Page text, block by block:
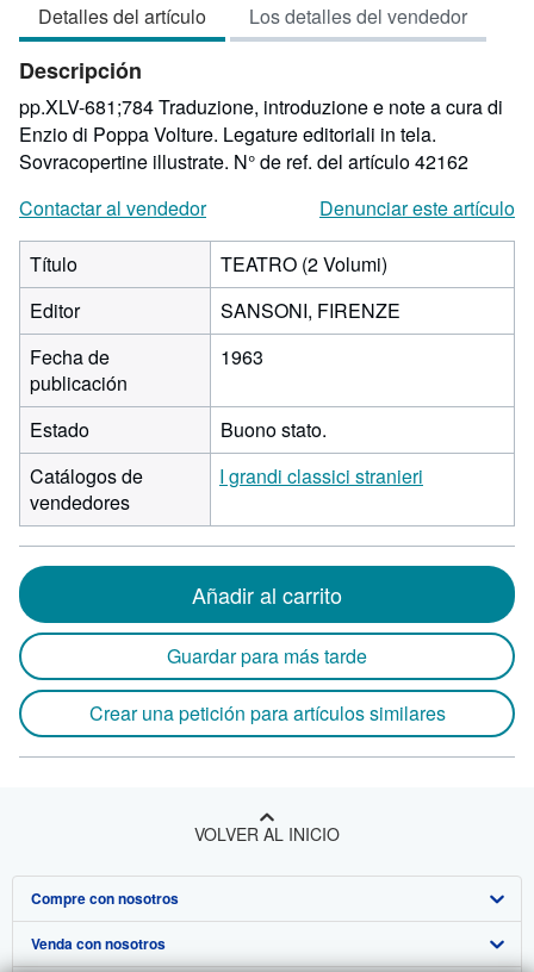
4
de
estrellas
Detalles del artículo Los detalles del vendedor
Descripción
pp.XLV-681;784 Traduzione, introduzione e note a cura di
Enzio di Poppa Volture. Legature editoriali in tela.
Sovracopertine illustrate. N° de ref. del artículo 42162
Contactar al vendedor
Denunciar este artículo
Título
TEATRO (2 Volumi)
Editor
SANSONI, FIRENZE
Fecha de
publicación
1963
Estado
Buono stato.
Catálogos de
vendedores
I grandi classici stranieri
Añadir al carrito
Guardar para más tarde
Crear una petición para artículos similares
VOLVER AL INICIO
Compre con nosotros
Búsqueda avanzada
Venda con nosotros